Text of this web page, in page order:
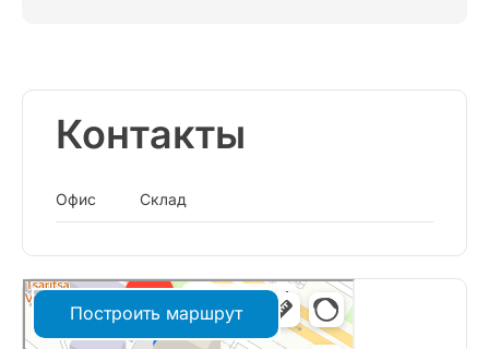
Контакты
Офис Склад
Построить маршрут